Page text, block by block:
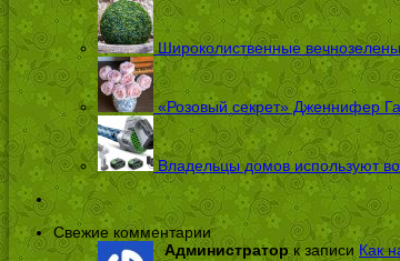
Широколиственные
«Розовый секрет» Дженнифер
Владельцы домов используют
Свежие комментарии
Администраторк записи Как